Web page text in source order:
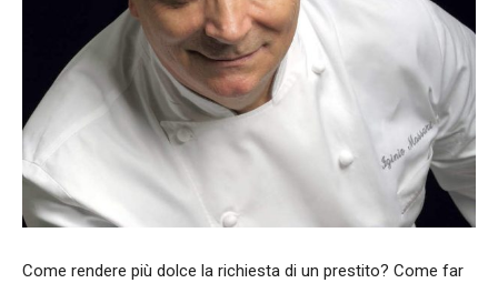
Come rendere più dolce la richiesta di un prestito? Come far